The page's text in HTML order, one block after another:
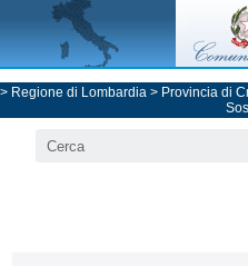
> Regione di Lombardia > Provincia di